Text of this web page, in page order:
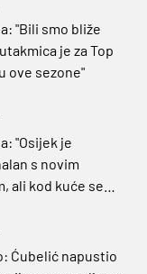
"Bili smo bliže
je za Top
ove sezone"
"Osijek je
s novim
ali kod kuće se
Ćubelić napustio